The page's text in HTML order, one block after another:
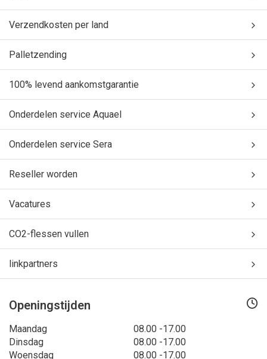
Verzendkosten per land
Palletzending
100% levend aankomstgarantie
Onderdelen service Aquael
Onderdelen service Sera
Reseller worden
Vacatures
CO2-flessen vullen
linkpartners
Openingstijden
Maandag
08.00 -17.00
Dinsdag
08.00 -17.00
Woensdag
08.00 -17.00